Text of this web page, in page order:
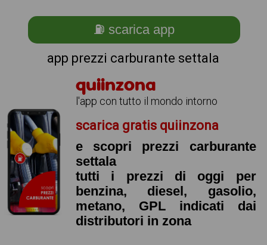
⛽ scarica app
app prezzi carburante settala
quiinzona
l'app con tutto il mondo intorno
scarica gratis quiinzona
e scopri prezzi carburante
settala
tutti i prezzi di oggi per
benzina, diesel, gasolio,
metano, GPL indicati dai
distributori in zona